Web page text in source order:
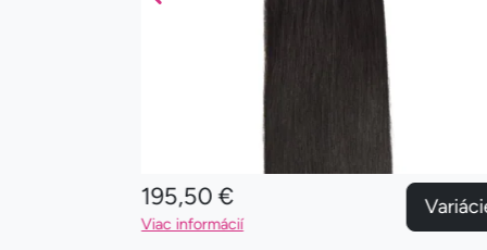
195,50 €
Viac informácií